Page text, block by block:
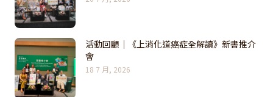
活動回顧｜《上消化道癌症全解讀》新書推介
會
18 7 月, 2026